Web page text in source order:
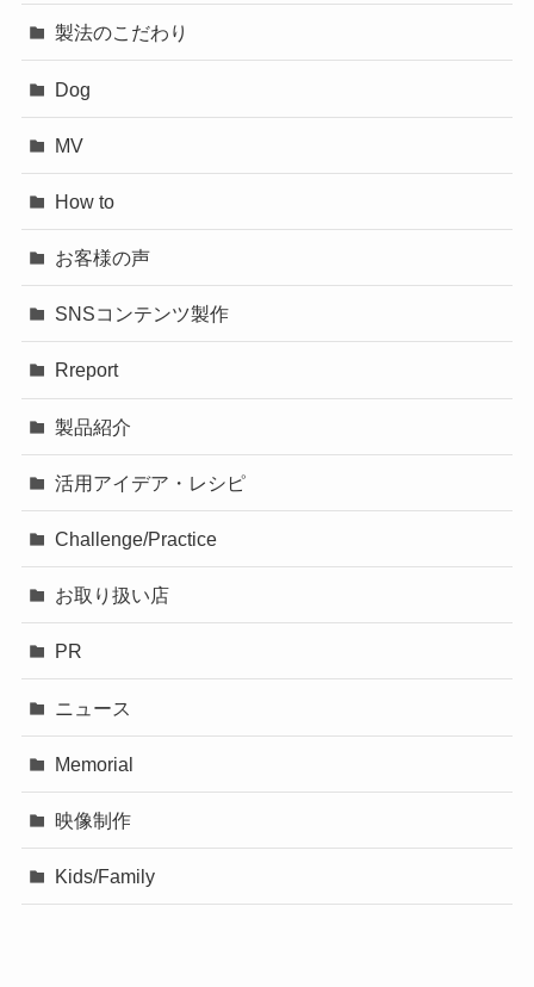
製法のこだわり
Dog
MV
How to
お客様の声
SNSコンテンツ製作
Rreport
製品紹介
活用アイデア・レシピ
Challenge/Practice
お取り扱い店
PR
ニュース
Memorial
映像制作
Kids/Family